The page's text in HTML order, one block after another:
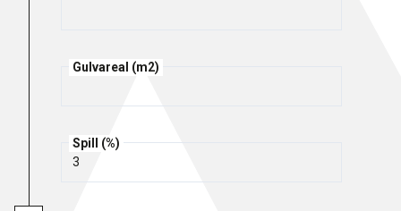
Puss og fasademaling
Spesialprodukter
Last ned
Last nedGulvareal (m2)
Spill (%)